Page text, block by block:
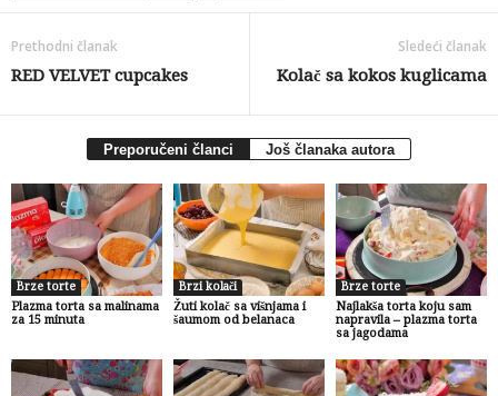
Prethodni članak
RED VELVET cupcakes
Sledeći članak
Kolač sa kokos kuglicama
Preporučeni članci Još članaka autora
Brze torte
Plazma torta sa malinama
za 15 minuta
Brzi kolači
Žuti kolač sa višnjama i
šaumom od belanaca
Brze torte
Najlakša torta koju sam
napravila – plazma torta
sa jagodama